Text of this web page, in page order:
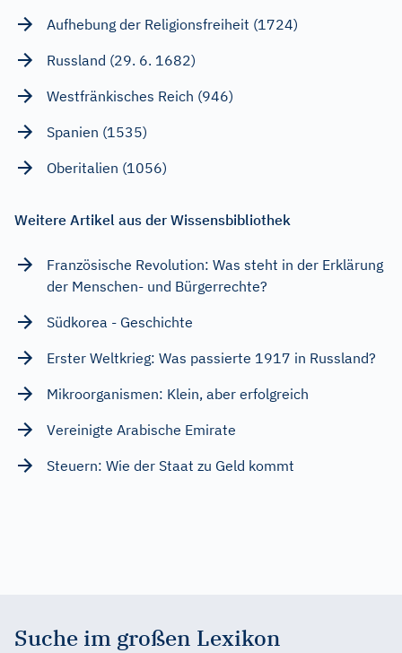
Aufhebung der Religionsfreiheit (1724)
Russland (29. 6. 1682)
Westfränkisches Reich (946)
Spanien (1535)
Oberitalien (1056)
Weitere Artikel aus der Wissensbibliothek
Französische Revolution: Was steht in der Erklärung
der Menschen- und Bürgerrechte?
Südkorea - Geschichte
Erster Weltkrieg: Was passierte 1917 in Russland?
Mikroorganismen: Klein, aber erfolgreich
Vereinigte Arabische Emirate
Steuern: Wie der Staat zu Geld kommt
Suche im großen Lexikon